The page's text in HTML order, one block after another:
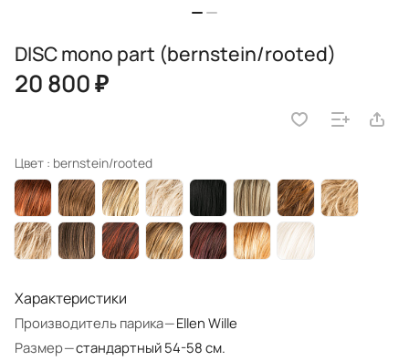
DISC mono part (bernstein/rooted)
20 800 ₽
Цвет : bernstein/rooted
Характеристики
Производитель парика—Ellen Wille
Размер—стандартный 54-58 см.